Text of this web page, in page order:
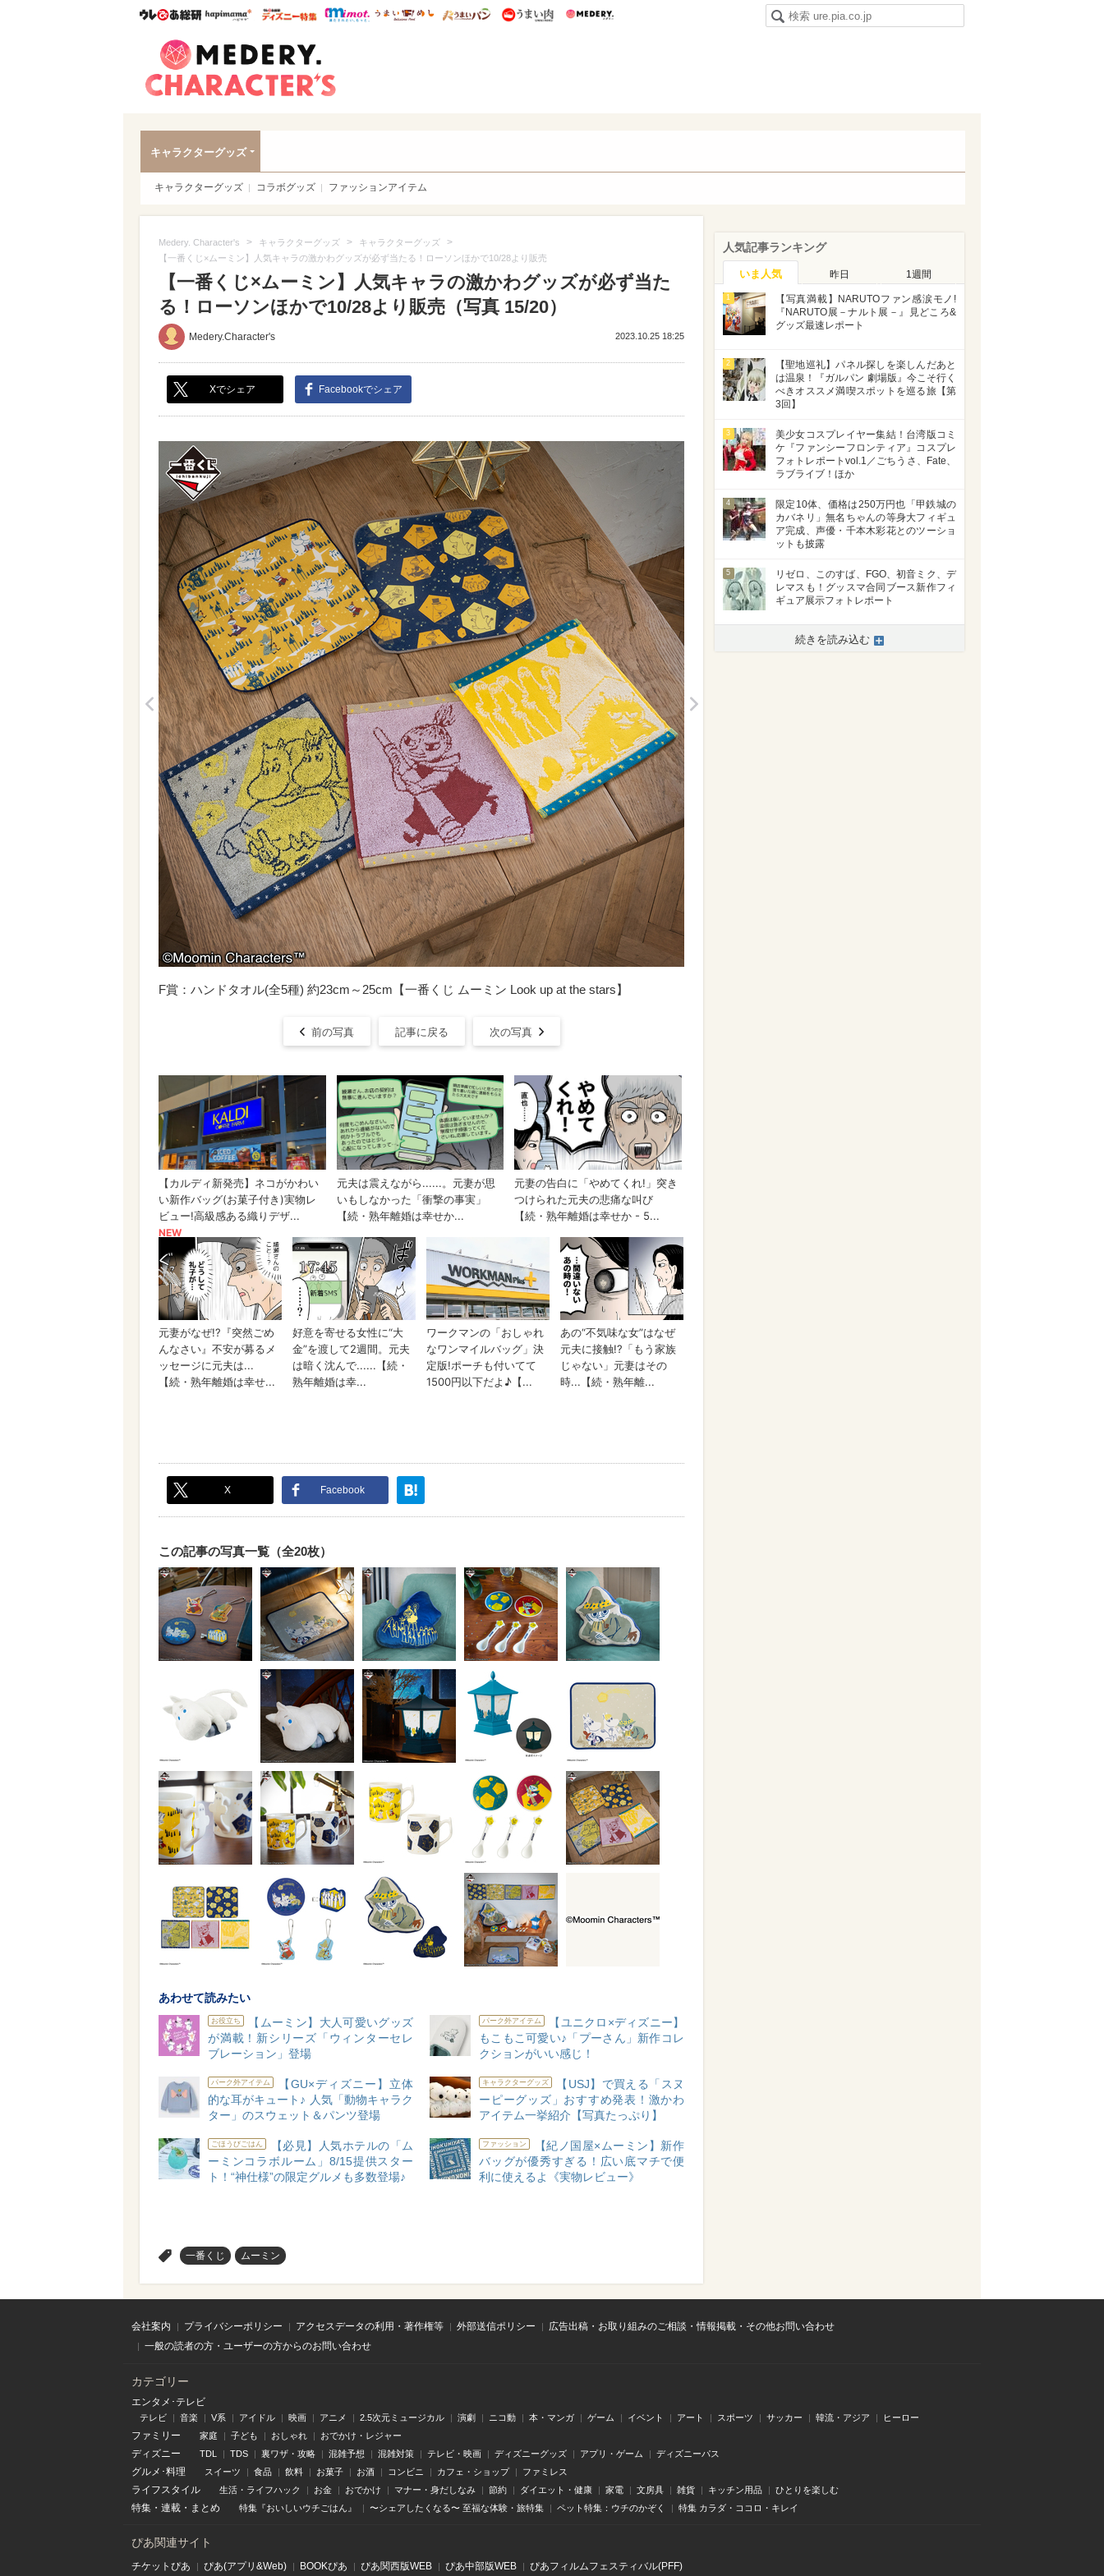
ウレぴあ総研ハピママ* ウレぴあ総研 ディズニー特集
mimot. うまいめし うまいパン うまい肉
キャラクターグッズ
キャラクターグッズ コラボグッズ ファッションアイテム
Medery. Character's > キャラクターグッズ > キャラクターグッズ >
【一番くじ×ムーミン】人気キャラの激かわグッズが必ず当たる！ローソンほかで10/28より販売
【一番くじ×ムーミン】人気キャラの激かわグッズが必ず当た
る！ローソンほかで10/28より販売（写真 15/20）
Medery.Character's 2023.10.25 18:25
Xでシェア Facebookでシェア
F賞：ハンドタオル(全5種) 約23cm～25cm【一番くじ ムーミン Look up at the stars】
前の写真 記事に戻る 次の写真
X Facebook
この記事の写真一覧（全20枚）
あわせて読みたい
お役立ち
【ムーミン】大人可愛いグッズ
が満載！新シリーズ「ウィンターセレ
ブレーション」登場
パーク外アイテム
【ユニクロ×ディズニー】
もこもこ可愛い♪「プーさん」新作コレ
クションがいい感じ！
パーク外アイテム
【GU×ディズニー】立体
的な耳がキュート♪ 人気「動物キャラク
ター」のスウェット＆パンツ登場
キャラクターグッズ
【USJ】で買える「スヌ
ーピーグッズ」おすすめ発表！激かわ
アイテム一挙紹介【写真たっぷり】
ごほうびごはん
【必見】人気ホテルの「ム
ーミンコラボルーム」8/15提供スター
ト！“神仕様”の限定グルメも多数登場♪
ファッション
【紀ノ国屋×ムーミン】新作
バッグが優秀すぎる！広い底マチで便
利に使えるよ《実物レビュー》
一番くじ ムーミン
人気記事ランキング
いま人気 昨日 1週間
1
【写真満載】NARUTOファン感涙モノ!
『NARUTO展－ナルト展－』見どころ&
グッズ最速レポート
2
【聖地巡礼】パネル探しを楽しんだあと
は温泉！『ガルパン 劇場版』今こそ行く
べきオススメ満喫スポットを巡る旅【第
3回】
3
美少女コスプレイヤー集結！台湾版コミ
ケ『ファンシーフロンティア』コスプレ
フォトレポートvol.1／ごちうさ、Fate、
ラブライブ！ほか
4
限定10体、価格は250万円也「甲鉄城の
カバネリ」無名ちゃんの等身大フィギュ
ア完成、声優・千本木彩花とのツーショ
ットも披露
5
リゼロ、このすば、FGO、初音ミク、デ
レマスも！グッスマ合同ブース新作フィ
ギュア展示フォトレポート
続きを読み込む
会社案内 プライバシーポリシー アクセスデータの利用・著作権等 外部送信ポリシー
広告出稿・お取り組みのご相談・情報掲載・その他お問い合わせ
一般の読者の方・ユーザーの方からのお問い合わせ
カテゴリー
エンタメ･テレビ
テレビ 音楽 V系 アイドル 映画 アニメ 2.5次元ミュージカル 演劇 ニコ動 本・マンガ ゲーム イベント アート スポーツ サッカー 韓流・アジア ヒーロー
ファミリー 家庭 子ども おしゃれ おでかけ・レジャー
ディズニー TDL TDS 裏ワザ・攻略 混雑予想 混雑対策 テレビ・映画 ディズニーグッズ アプリ・ゲーム ディズニーパス
グルメ･料理 スイーツ 食品 飲料 お菓子 お酒 コンビニ カフェ・ショップ ファミレス
ライフスタイル 生活・ライフハック お金 おでかけ マナー・身だしなみ 節約 ダイエット・健康 家電 文房具 雑貨 キッチン用品 ひとりを楽しむ
特集 ・ 連載 ・ まとめ 特集『おいしいウチごはん』 〜シェアしたくなる〜 至福な体験・旅特集 ペット特集：ウチのかぞく 特集 カラダ・ココロ・キレイ
ぴあ関連サイト
チケットぴあ ぴあ(アプリ&Web) BOOKぴあ ぴあ関⻄版WEB ぴあ中部版WEB ぴあフィルムフェスティバル(PFF)